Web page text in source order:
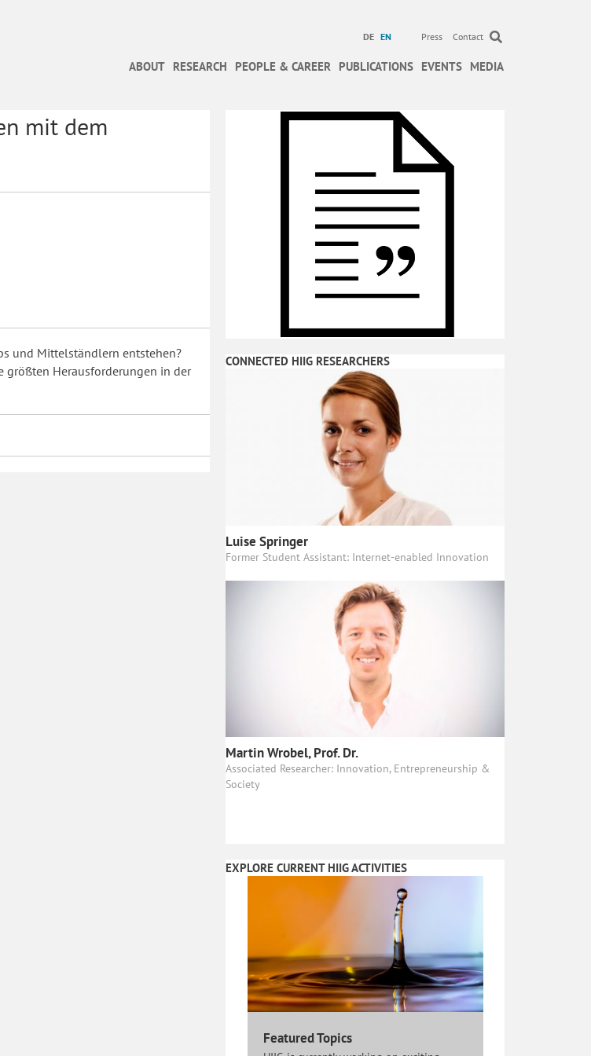
DE EN Press Contact
ABOUT RESEARCH PEOPLE & CAREER PUBLICATIONS EVENTS MEDIA
mit dem
und Mittelständlern entstehen?
größten Herausforderungen in der
CONNECTED HIIG RESEARCHERS
Luise Springer
Former Student Assistant: Internet-enabled Innovation
Martin Wrobel, Prof. Dr.
Associated Researcher: Innovation, Entrepreneurship &
Society
EXPLORE CURRENT HIIG ACTIVITIES
Featured Topics